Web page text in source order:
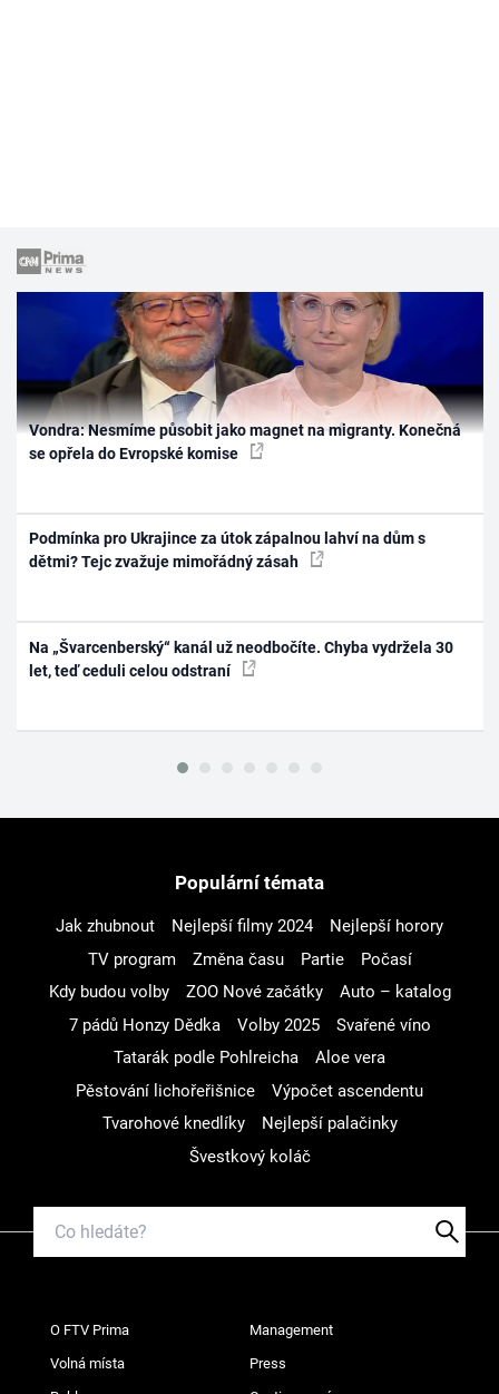
Vondra: Nesmíme působit jako magnet na migranty. Konečná
se opřela do Evropské komise
Podmínka pro Ukrajince za útok zápalnou lahví na dům s
dětmi? Tejc zvažuje mimořádný zásah
Na „Švarcenberský“ kanál už neodbočíte. Chyba vydržela 30
let, teď ceduli celou odstraní
Populární témata
Jak zhubnout Nejlepší filmy 2024
Nejlepší horory
TV program
Změna času Partie
Počasí
Kdy budou volby
ZOO Nové začátky
Auto – katalog
7 pádů Honzy Dědka
Volby 2025
Svařené víno
Tatarák podle Pohlreicha
Aloe vera
Pěstování lichořeřišnice
Výpočet ascendentu
Tvarohové knedlíky
Nejlepší palačinky
Švestkový koláč
O FTV Prima Management
Volná místa Press